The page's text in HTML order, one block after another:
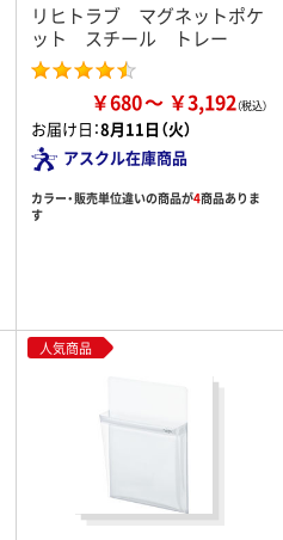
リヒトラブ マグネットポケ
ット スチール トレー
￥680 ￥3,192
お届け日：8月11日（火）
アスクル在庫商品
カラー・販売単位違いの商品が4商品ありま
す
人気商品